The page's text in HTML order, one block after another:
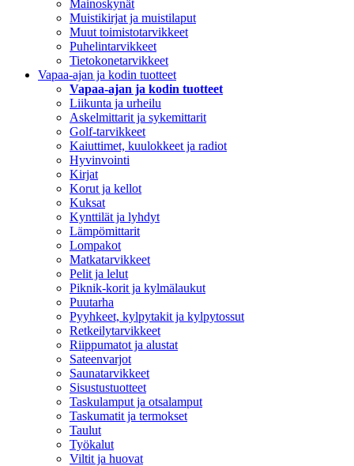
Mainoskynät
Muistikirjat ja muistilaput
Muut toimistotarvikkeet
Puhelintarvikkeet
Tietokonetarvikkeet
Vapaa-ajan ja kodin tuotteet
Vapaa-ajan ja kodin tuotteet
Liikunta ja urheilu
Askelmittarit ja sykemittarit
Golf-tarvikkeet
Kaiuttimet, kuulokkeet ja radiot
Hyvinvointi
Kirjat
Korut ja kellot
Kuksat
Kynttilät ja lyhdyt
Lämpömittarit
Lompakot
Matkatarvikkeet
Pelit ja lelut
Piknik-korit ja kylmälaukut
Puutarha
Pyyhkeet, kylpytakit ja kylpytossut
Retkeilytarvikkeet
Riippumatot ja alustat
Sateenvarjot
Saunatarvikkeet
Sisustustuotteet
Taskulamput ja otsalamput
Taskumatit ja termokset
Taulut
Työkalut
Viltit ja huovat